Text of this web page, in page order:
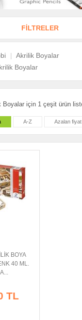
FİLTRELER
Akrilik Boyalar
Boyalar
Boyalar için 1 çeşit ürün
A-Z Azalan fiyat
BOYA
40 ML.
TL